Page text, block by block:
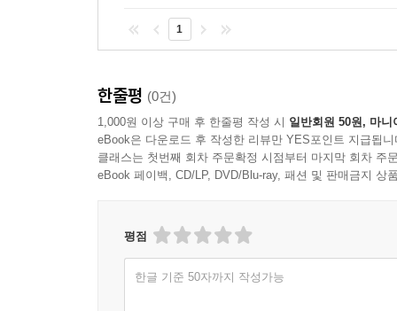
1
한줄평 (0건)
1,000원 이상 구매 후 한줄평 작성 시 일반회원 50원, 마니
eBook은 다운로드 후 작성한 리뷰만 YES포인트 지급됩니
클래스는 첫번째 회차 주문확정 시점부터 마지막 회차 주
eBook 페이백, CD/LP, DVD/Blu-ray, 패션 및 판매금지 상
평점
한글 기준 50자까지 작성가능